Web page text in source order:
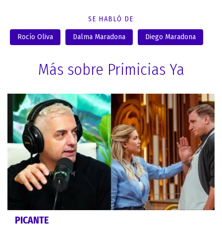
SE HABLÓ DE
Rocío Oliva Dalma Maradona Diego Maradona
Más sobre Primicias Ya
PICANTE